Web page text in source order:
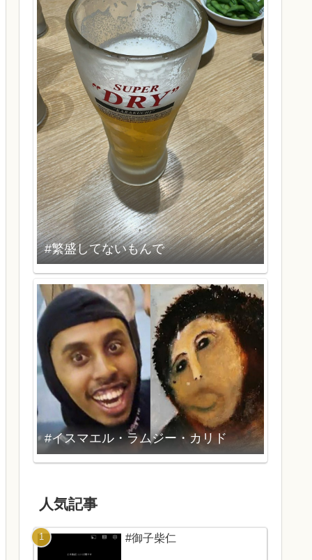
#繁盛してないもんで
#イスマエル・ラムジー・カリド
人気記事
#御子柴仁